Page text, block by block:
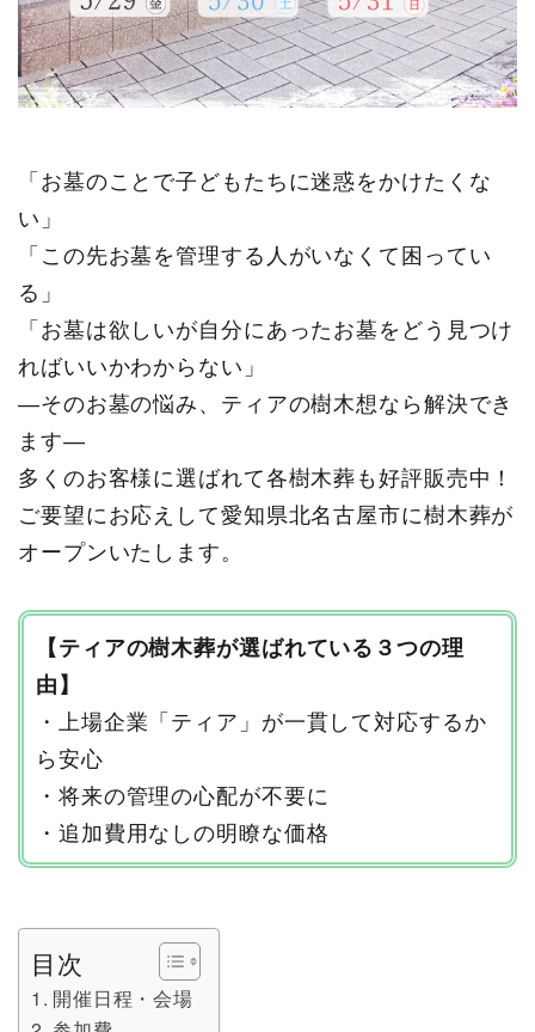
「お墓のことで子どもたちに迷惑をかけたくな
い」
「この先お墓を管理する人がいなくて困ってい
る」
「お墓は欲しいが自分にあったお墓をどう見つけ
ればいいかわからない」
―そのお墓の悩み、ティアの樹木想なら解決でき
ます―
多くのお客様に選ばれて各樹木葬も好評販売中！
ご要望にお応えして愛知県北名古屋市に樹木葬が
オープンいたします。
【ティアの樹木葬が選ばれている３つの理
由】
・上場企業「ティア」が一貫して対応するか
ら安心
・将来の管理の心配が不要に
・追加費用なしの明瞭な価格
目次
開催日程・会場